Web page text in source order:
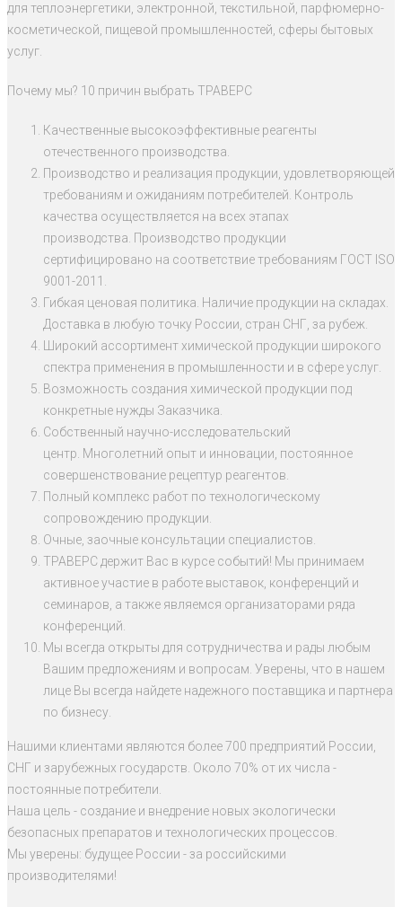
для теплоэнергетики, электронной, текстильной, парфюмерно-
косметической, пищевой промышленностей, сферы бытовых
услуг.
Почему мы? 10 причин выбрать ТРАВЕРС
Качественные высокоэффективные реагенты
отечественного производства.
Производство и реализация продукции, удовлетворяющей
требованиям и ожиданиям потребителей. Контроль
качества осуществляется на всех этапах
производства. Производство продукции
сертифицировано на соответствие требованиям ГОСТ ISO
9001-2011.
Гибкая ценовая политика. Наличие продукции на складах.
Доставка в любую точку России, стран СНГ, за рубеж.
Широкий ассортимент химической продукции широкого
спектра применения в промышленности и в сфере услуг.
Возможность создания химической продукции под
конкретные нужды Заказчика.
Собственный научно-исследовательский
центр. Многолетний опыт и инновации, постоянное
совершенствование рецептур реагентов.
Полный комплекс работ по технологическому
сопровождению продукции.
Очные, заочные консультации специалистов.
ТРАВЕРС держит Вас в курсе событий! Мы принимаем
активное участие в работе выставок, конференций и
семинаров, а также являемся организаторами ряда
конференций.
Мы всегда открыты для сотрудничества и рады любым
Вашим предложениям и вопросам. Уверены, что в нашем
лице Вы всегда найдете надежного поставщика и партнера
по бизнесу.
Нашими клиентами являются более 700 предприятий России,
СНГ и зарубежных государств. Около 70% от их числа -
постоянные потребители.
Наша цель - создание и внедрение новых экологически
безопасных препаратов и технологических процессов.
Мы уверены: будущее России - за российскими
производителями!